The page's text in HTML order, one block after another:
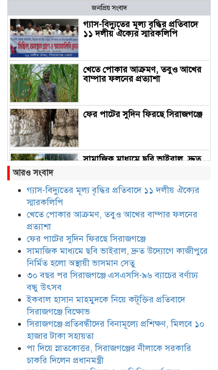
জনপ্রিয় সংবাদ
গ্যাস-বিদ্যুতের মূল্য বৃদ্ধির প্রতিবাদে
১১ দলীয় ঐক্যের স্মারকলিপি
খেতে পোকার আক্রমণ, তবুও আখের
বাম্পার ফলনের প্রত্যাশা
ফের পাটের সুদিন ফিরছে সিরাজগঞ্জে
সামাজিক মাধ্যমে ছবি ভাইরাল, দ্রুত
ব্যাচের বর্ণাঢ্য বন্ধু উৎসব
ইকবাল হাসান মাহমুদকে নিয়ে
কটূক্তির প্রতিবাদে সিরাজগঞ্জে বিক্ষোভ
সিরাজগঞ্জে প্রতিবন্ধীদের বিনামূল্যে
প্রশিক্ষণ, মিলবে ১০ হাজার টাকা
সহায়তা
পা দিয়ে স্নাতকোত্তর, সিরাজগঞ্জের
নীলাকে সরকারি চাকরি দিলেন
প্রধানমন্ত্রী
আরও সংবাদ
গ্যাস-বিদ্যুতের মূল্য বৃদ্ধির প্রতিবাদে ১১ দলীয় ঐক্যের
স্মারকলিপি
খেতে পোকার আক্রমণ, তবুও আখের বাম্পার ফলনের
প্রত্যাশা
ফের পাটের সুদিন ফিরছে সিরাজগঞ্জে
সামাজিক মাধ্যমে ছবি ভাইরাল, দ্রুত উদ্যোগে কাজীপুরে
নির্মিত হলো অস্থায়ী ভাসমান সেতু
৩০ বছর পর সিরাজগঞ্জে এসএসসি-৯৬ ব্যাচের বর্ণাঢ্য
বন্ধু উৎসব
ইকবাল হাসান মাহমুদকে নিয়ে কটূক্তির প্রতিবাদে
সিরাজগঞ্জে বিক্ষোভ
সিরাজগঞ্জে প্রতিবন্ধীদের বিনামূল্যে প্রশিক্ষণ, মিলবে ১০
হাজার টাকা সহায়তা
পা দিয়ে স্নাতকোত্তর, সিরাজগঞ্জের নীলাকে সরকারি
চাকরি দিলেন প্রধানমন্ত্রী